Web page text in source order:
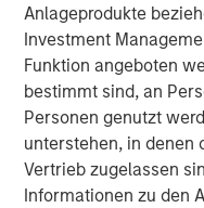
Anlageprodukte
Investment
Funktion angeboten
bestimmt sind, an
Personen genutzt
unterstehen, in denen
Vertrieb zugelassen
Informationen zu den
Prestigious Equity
Morgan Stanley
equity related
Morgan Stanley
have invested nearly
spectrum of industries.
largest industry deal